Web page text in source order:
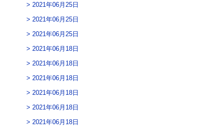
2021年06月25日
2021年06月25日
2021年06月25日
2021年06月18日
2021年06月18日
2021年06月18日
2021年06月18日
2021年06月18日
2021年06月18日